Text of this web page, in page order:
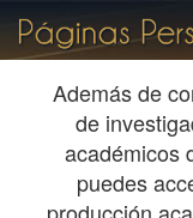
Además de
de
académicos
puedes